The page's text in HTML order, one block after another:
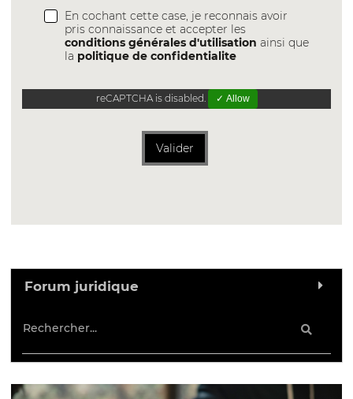
En cochant cette case, je reconnais avoir
pris connaissance et accepter les
conditions générales d'utilisation ainsi que
la politique de confidentialite
reCAPTCHA is disabled. ✓ Allow
Valider
Forum juridique